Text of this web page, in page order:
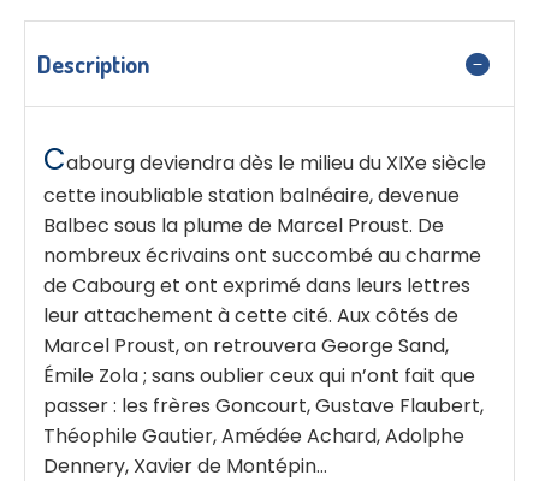
Description
Cabourg deviendra dès le milieu du XIXe siècle
cette inoubliable station balnéaire, devenue
Balbec sous la plume de Marcel Proust. De
nombreux écrivains ont succombé au charme
de Cabourg et ont exprimé dans leurs lettres
leur attachement à cette cité. Aux côtés de
Marcel Proust, on retrouvera George Sand,
Émile Zola ; sans oublier ceux qui n’ont fait que
passer : les frères Goncourt, Gustave Flaubert,
Théophile Gautier, Amédée Achard, Adolphe
Dennery, Xavier de Montépin…